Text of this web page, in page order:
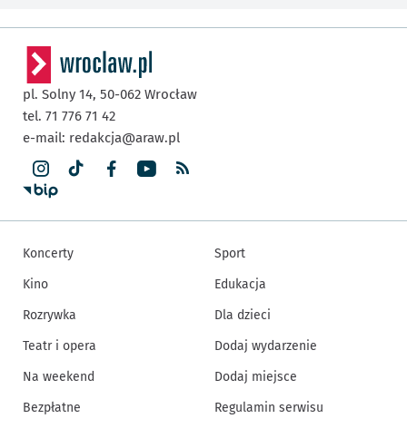
pl. Solny 14, 50-062 Wrocław
tel. 71 776 71 42
e-mail: redakcja@araw.pl
Koncerty
Kino
Rozrywka
Teatr i opera
Na weekend
Bezpłatne
Sport
Edukacja
Dla dzieci
Dodaj wydarzenie
Dodaj miejsce
Regulamin serwisu